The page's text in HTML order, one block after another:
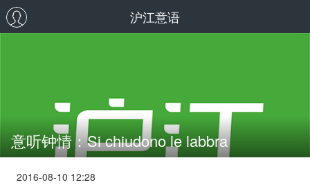
沪江意语
意听钟情：Si chiudono le labbra
2016-08-10 12:28